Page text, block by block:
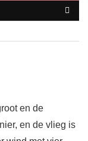
en de
en de vlieg is